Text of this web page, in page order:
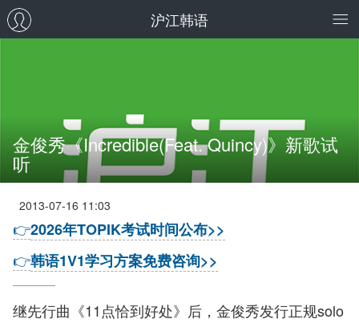
沪江韩语
金俊秀《Incredible(Feat. Quincy)》新歌试
听
2013-07-16 11:03
👉2026年TOPIK考试时间公布>>
👉韩语1V1学习方案免费咨询>>
继先行曲《11点恰到好处》后，金俊秀发行正规solo